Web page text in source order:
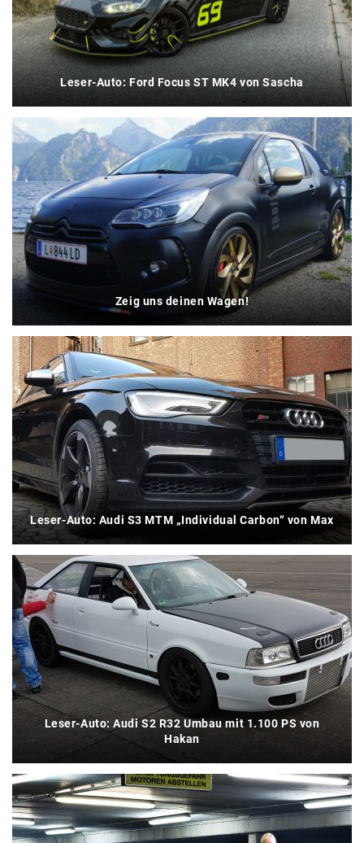
Leser-Auto: Ford Focus ST MK4 von Sascha
Zeig uns deinen Wagen!
Leser-Auto: Audi S3 MTM „Individual Carbon“ von Max
Leser-Auto: Audi S2 R32 Umbau mit 1.100 PS von
Hakan